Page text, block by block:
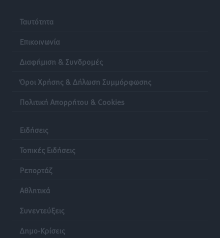
Ταυτότητα
Επικοινωνία
Διαφήμιση & Συνδρομές
Όροι Χρήσης & Δήλωση Συμμόρφωσης
Πολιτική Απορρήτου & Cookies
Ειδήσεις
Τοπικές Ειδήσεις
Ρεπορτάζ
Αθλητικά
Συνεντεύξεις
Δημο-Κρίσεις